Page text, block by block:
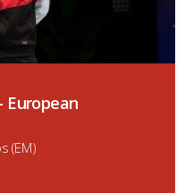
(EM)